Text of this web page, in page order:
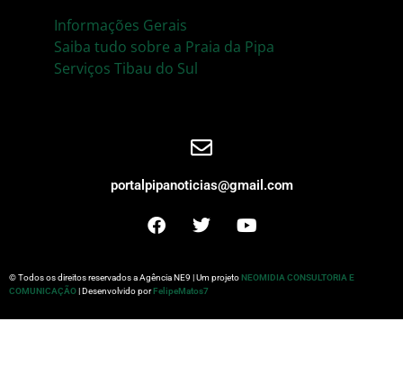
Informações Gerais
Saiba tudo sobre a Praia da Pipa
Serviços Tibau do Sul
portalpipanoticias@gmail.com
© Todos os direitos reservados a Agência NE9 | Um projetoNEOMIDIA CONSULTORIA E
COMUNICAÇÃO| Desenvolvido porFelipeMatos7